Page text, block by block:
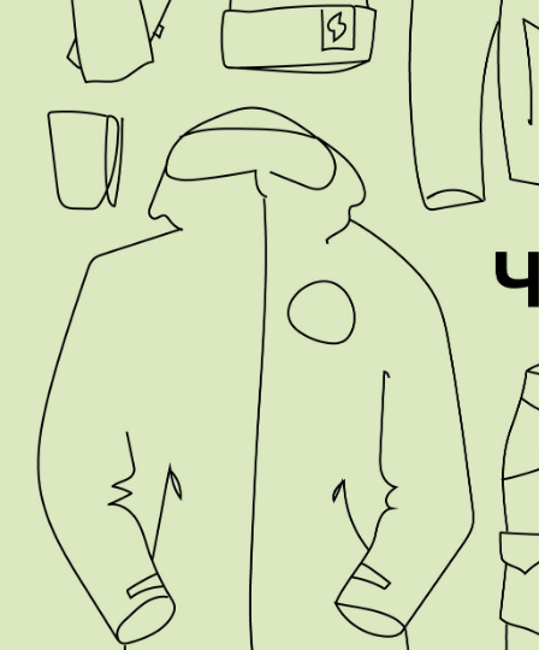
Команда
Дневник
Магазин
Контакты
Галерея ОтзывыFAQ